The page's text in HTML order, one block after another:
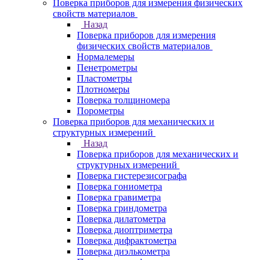
Поверка приборов для измерения физических
свойств материалов
Назад
Поверка приборов для измерения
физических свойств материалов
Нормалемеры
Пенетрометры
Пластометры
Плотномеры
Поверка толщиномера
Порометры
Поверка приборов для механических и
структурных измерений
Назад
Поверка приборов для механических и
структурных измерений
Поверка гистерезисографа
Поверка гониометра
Поверка гравиметра
Поверка гриндометра
Поверка дилатометра
Поверка диоптриметра
Поверка дифрактометра
Поверка диэлькометра